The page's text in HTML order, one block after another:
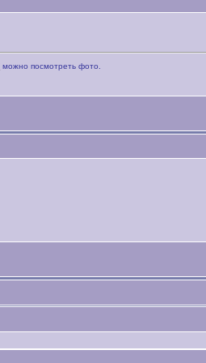
можно посмотреть фото.